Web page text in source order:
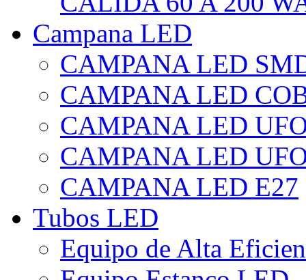
Campana LED
CAMPANA LED
CAMPANA LED
CAMPANA LED
CAMPANA LED
CAMPANA LED E27
Tubos LED
Equipo de Alta